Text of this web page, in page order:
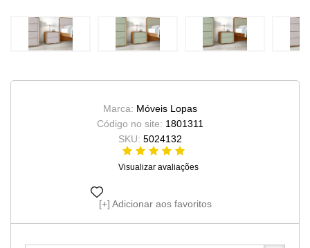
Marca: Móveis Lopas
Código no site: 1801311
SKU: 5024132
Visualizar avaliações
Adicionar aos favoritos